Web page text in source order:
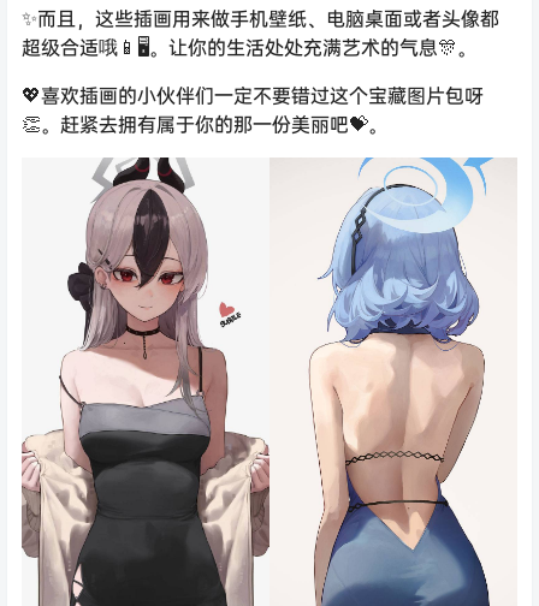
✨而且，这些插画用来做手机壁纸、电脑桌面或者头像都
超级合适哦📱🖥️。让你的生活处处充满艺术的气息🎊。
💖喜欢插画的小伙伴们一定不要错过这个宝藏图片包呀
👏。赶紧去拥有属于你的那一份美丽吧💝。